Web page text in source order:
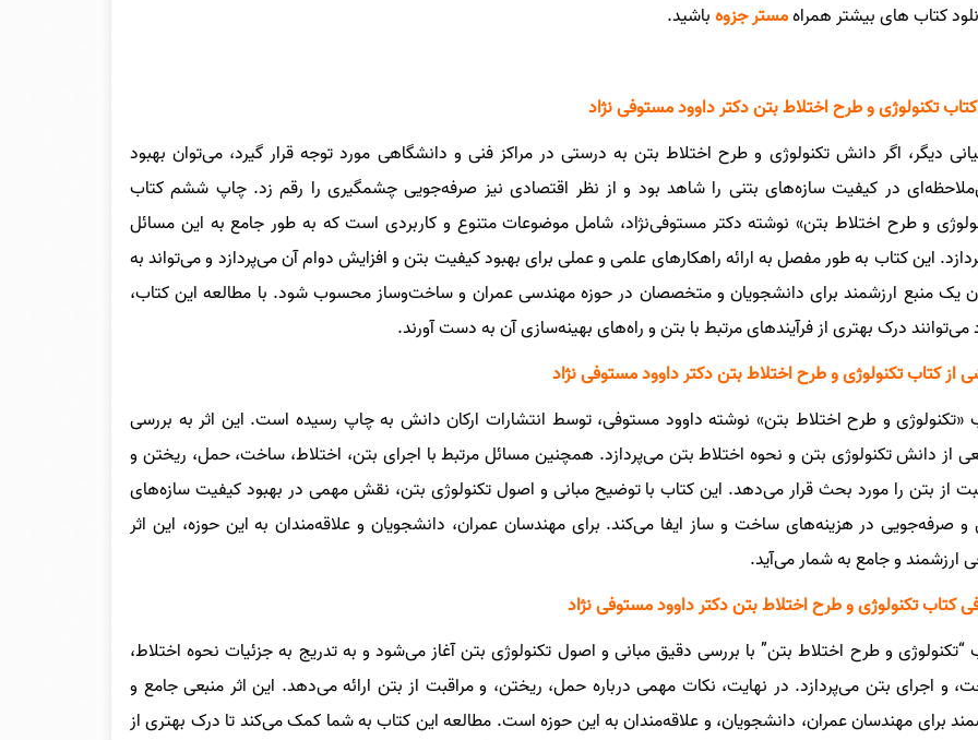
کتاب های بیشتر همراهمستر جزوهباشید.
تکنولوژی و طرح اختلاط بتن دکتر داوود مستوفی نژاد
دیگر، اگر دانش تکنولوژی و طرح اختلاط بتن به درستی در مراکز فنی و دانشگاهی مورد توجه قرار گیرد، می‌توان بهبود
در کیفیت سازه‌های بتنی را شاهد بود و از نظر اقتصادی نیز صرفه‌جویی چشمگیری را رقم زد. چاپ ششم کتاب
و طرح اختلاط بتن» نوشته دکتر مستوفی‌نژاد، شامل موضوعات متنوع و کاربردی است که به طور جامع به این مسائل
این کتاب به طور مفصل به ارائه راهکارهای علمی و عملی برای بهبود کیفیت بتن و افزایش دوام آن می‌پردازد و می‌تواند به
یک منبع ارزشمند برای دانشجویان و متخصصان در حوزه مهندسی عمران و ساخت‌وساز محسوب شود. با مطالعه این کتاب،
می‌توانند درک بهتری از فرآیندهای مرتبط با بتن و راه‌های بهینه‌سازی آن به دست آورند.
از کتاب تکنولوژی و طرح اختلاط بتن دکتر داوود مستوفی نژاد
«تکنولوژی و طرح اختلاط بتن» نوشته داوود مستوفی، توسط انتشارات ارکان دانش به چاپ رسیده است. این اثر به بررسی
از دانش تکنولوژی بتن و نحوه اختلاط بتن می‌پردازد. همچنین مسائل مرتبط با اجرای بتن، اختلاط، ساخت، حمل، ریختن و
از بتن را مورد بحث قرار می‌دهد. این کتاب با توضیح مبانی و اصول تکنولوژی بتن، نقش مهمی در بهبود کیفیت سازه‌های
و صرفه‌جویی در هزینه‌های ساخت و ساز ایفا می‌کند. برای مهندسان عمران، دانشجویان و علاقه‌مندان به این حوزه، این اثر
ارزشمند و جامع به شمار می‌آید.
کتاب تکنولوژی و طرح اختلاط بتن دکتر داوود مستوفی نژاد
“تکنولوژی و طرح اختلاط بتن” با بررسی دقیق مبانی و اصول تکنولوژی بتن آغاز می‌شود و به تدریج به جزئیات نحوه اختلاط،
و اجرای بتن می‌پردازد. در نهایت، نکات مهمی درباره حمل، ریختن، و مراقبت از بتن ارائه می‌دهد. این اثر منبعی جامع و
برای مهندسان عمران، دانشجویان، و علاقه‌مندان به این حوزه است. مطالعه این کتاب به شما کمک می‌کند تا درک بهتری از